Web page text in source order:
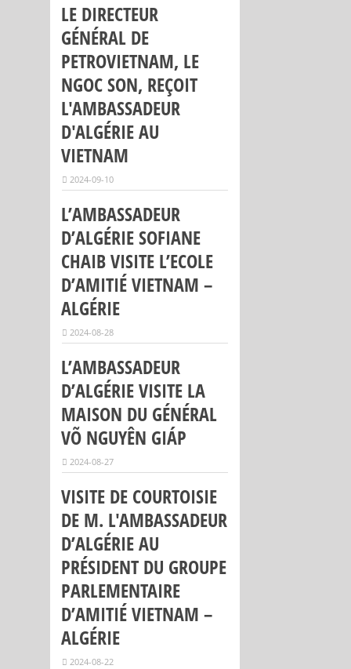
LE DIRECTEUR
GÉNÉRAL DE
PETROVIETNAM, LE
NGOC SON, REÇOIT
L'AMBASSADEUR
D'ALGÉRIE AU
VIETNAM
2024-09-10
L’AMBASSADEUR
D’ALGÉRIE SOFIANE
CHAIB VISITE L’ECOLE
D’AMITIÉ VIETNAM –
ALGÉRIE
2024-08-28
L’AMBASSADEUR
D’ALGÉRIE VISITE LA
MAISON DU GÉNÉRAL
VÕ NGUYÊN GIÁP
2024-08-27
VISITE DE COURTOISIE
DE M. L'AMBASSADEUR
D’ALGÉRIE AU
PRÉSIDENT DU GROUPE
PARLEMENTAIRE
D’AMITIÉ VIETNAM –
ALGÉRIE
2024-08-22